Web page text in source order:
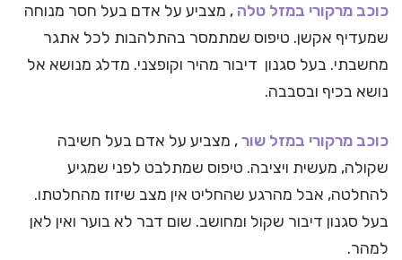
כוכב מרקורי במזל טלה , מצביע על אדם בעל חסר מנוחה
שמעדיף אקשן. טיפוס שמתמסר בהתלהבות לכל אתגר
מחשבתי. בעל סגנון דיבור מהיר וקופצני. מדלג מנושא אל
נושא בכיף ובסבבה.
כוכב מרקורי במזל שור, מצביע על אדם בעל חשיבה
שקולה, מעשית ויציבה. טיפוס שמתלבט לפני שמגיע
להחלטה, אבל מהרגע שהחליט אין מצב שיזוז מהחלטתו.
בעל סגנון דיבור שקול ומחושב. שום דבר לא בוער ואין לאן
למהר.